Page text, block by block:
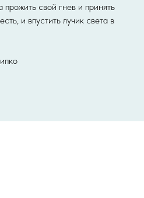
свой гнев и принять
и впустить лучик света в